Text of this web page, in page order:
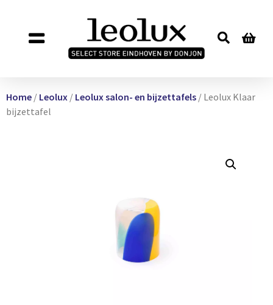
Home / Leolux / Leolux salon- en bijzettafels / Leolux Klaar
bijzettafel